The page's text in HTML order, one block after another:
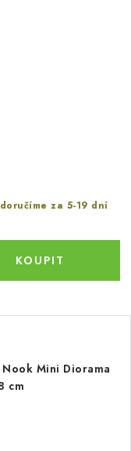
za 5-19 dní
Mini Diorama
cm